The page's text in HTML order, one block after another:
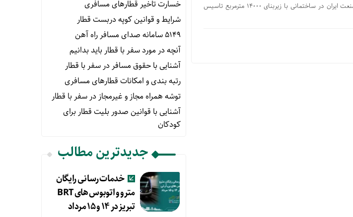
دانشکده مهندسی راه آهن در سال ۱۳۷۶ در دانشگاه علم و صنعت ایران در ساختمانی با زیربنای ۱۴۰۰۰ مترمربع تاسیس
خسارت تاخیر قطارهای مسافری
شرایط و قوانین کوپه دربست قطار
۵۱۴۹ سامانه صدای مسافر راه آهن
آنچه در مورد سفر با قطار باید بدانیم
آشنایی با حقوق مسافر در سفر با قطار
رتبه بندی و امکانات قطارهای مسافری
توشه همراه مجاز و غیرمجاز در سفر با قطار
آشنایی با قوانین صدور بلیت قطار برای
کودکان
جدیدترین مطالب
خدمات رسانی رایگان
مترو و اتوبوس های BRT
تبریز در ۱۴ و ۱۵ مرداد